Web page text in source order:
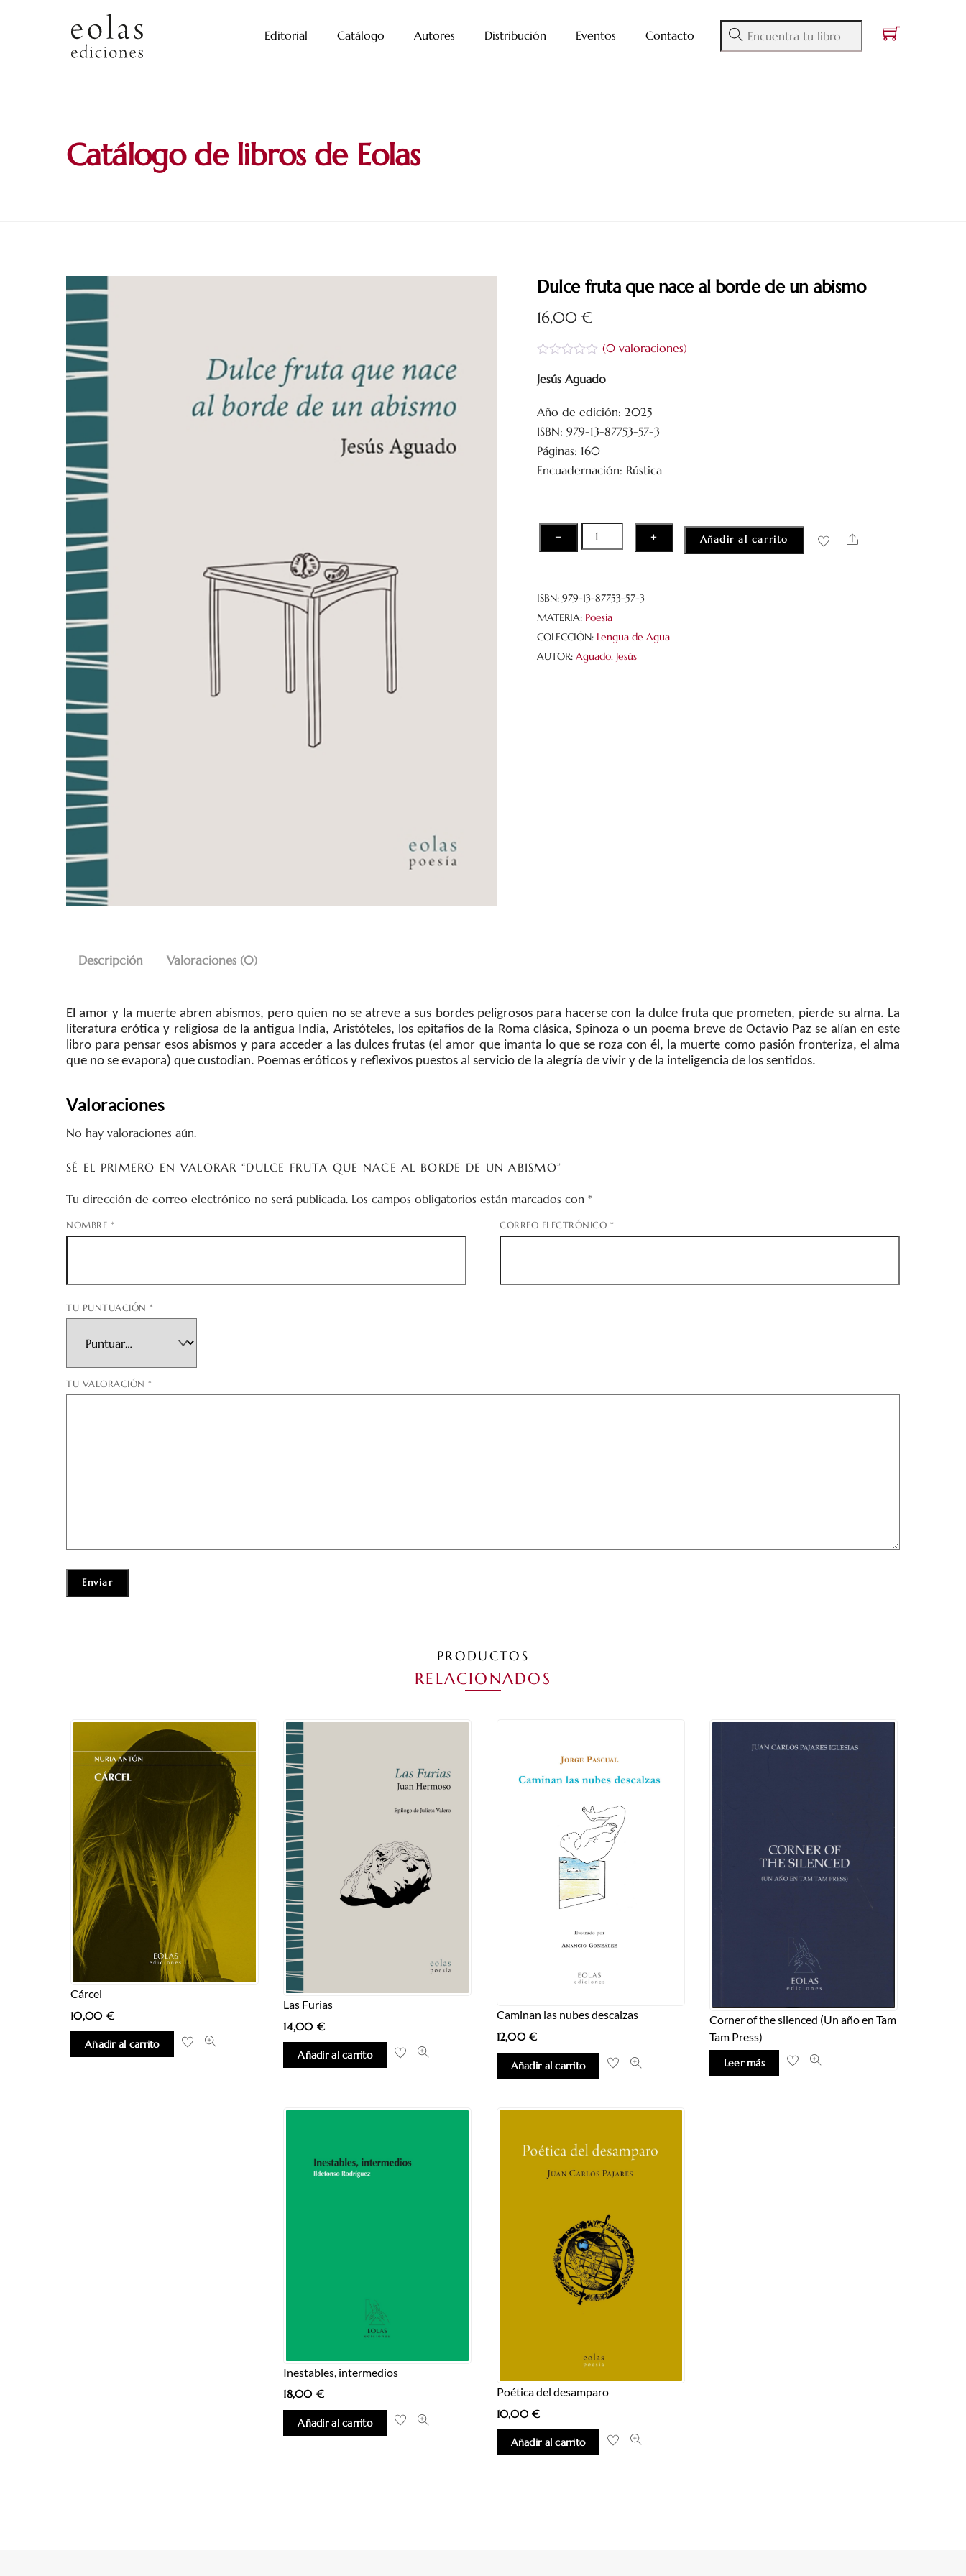
Editorial Catálogo Autores Distribución Eventos Contacto
Catálogo de libros de Eolas
Dulce fruta que nace al borde de un abismo
16,00€
a
l
r
d
o
c
o
5
(0valoraciones)
Jesús Aguado
Año de edición: 2025
ISBN: 979-13-87753-57-3
Páginas: 160
Encuadernación: Rústica
−
Dulce
fruta
borde
un
+ Añadir al carrito Share
ISBN:979-13-87753-57-3
MATERIA: Poesia
COLECCIÓN: Lengua de Agua
AUTOR:Aguado, Jesús
Descripción Valoraciones (0)
El amor y la muerte abren abismos, pero quien no se atreve a sus bordes peligrosos para hacerse con la dulce fruta que prometen, pierde su alma. La
literatura erótica y religiosa de la antigua India, Aristóteles, los epitafios de la Roma clásica, Spinoza o un poema breve de Octavio Paz se alían en este
libro para pensar esos abismos y para acceder a las dulces frutas (el amor que imanta lo que se roza con él, la muerte como pasión fronteriza, el alma
que no se evapora) que custodian. Poemas eróticos y reflexivos puestos al servicio de la alegría de vivir y de la inteligencia de los sentidos.
Valoraciones
No hay valoraciones aún.
SÉ EL PRIMERO EN VALORAR “DULCE FRUTA QUE NACE AL BORDE DE UN ABISMO”
Tu dirección de correo electrónico no será publicada. Los campos obligatorios están marcados con *
NOMBRE * CORREO ELECTRÓNICO *
TU PUNTUACIÓN*
TU VALORACIÓN*
PRODUCTOS
RELACIONADOS
Cárcel
10,00 €
Añadir al carrito
Las Furias
14,00€
Añadir al carrito
Caminan las nubes descalzas
12,00€
Añadir al carrito
Corner of the silenced (Un año en Tam
Tam Press)
Leer más
Inestables, intermedios
18,00€
Añadir al carrito
Poética del desamparo
10,00€
Añadir al carrito